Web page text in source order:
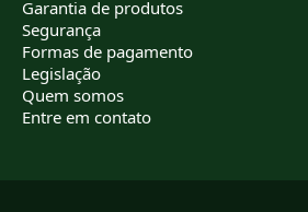
Garantia de produtos
Segurança
Formas de pagamento
Legislação
Quem somos
Entre em contato